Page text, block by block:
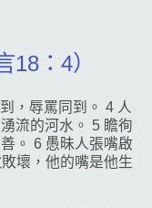
18：4）
，辱罵同到。 4 人
流的河水。 5 瞻徇
。 6 愚昧人張嘴啟
壞，他的嘴是他生